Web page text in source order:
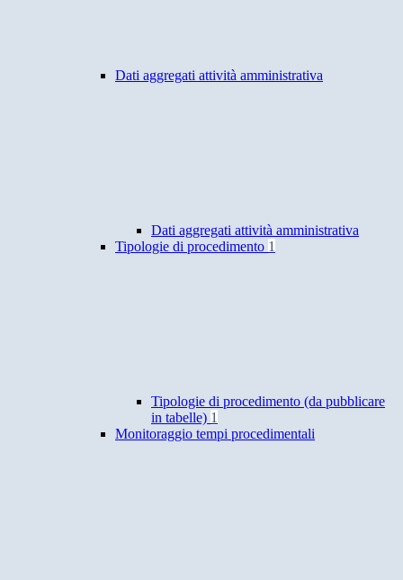
Dati aggregati attività amministrativa
Dati aggregati attività amministrativa
Tipologie di procedimento 1
Tipologie di procedimento (da pubblicare
in tabelle) 1
Monitoraggio tempi procedimentali